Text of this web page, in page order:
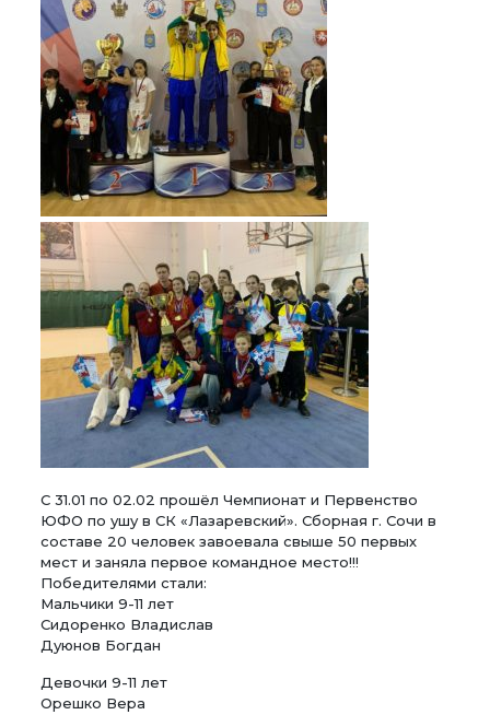
С 31.01 по 02.02 прошёл Чемпионат и Первенство
ЮФО по ушу в СК «Лазаревский». Сборная г. Сочи в
составе 20 человек завоевала свыше 50 первых
мест и заняла первое командное место!!!
Победителями стали:
Мальчики 9-11 лет
Сидоренко Владислав
Дуюнов Богдан
Девочки 9-11 лет
Орешко Вера